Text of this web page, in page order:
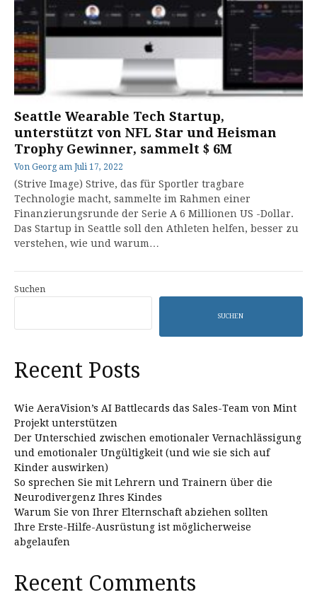
Seattle Wearable Tech Startup,
unterstützt von NFL Star und Heisman
Trophy Gewinner, sammelt $ 6M
Von Georg am Juli 17, 2022
(Strive Image) Strive, das für Sportler tragbare
Technologie macht, sammelte im Rahmen einer
Finanzierungsrunde der Serie A 6 Millionen US -Dollar.
Das Startup in Seattle soll den Athleten helfen, besser zu
verstehen, wie und warum…
Suchen
SUCHEN
Recent Posts
Wie AeraVision’s AI Battlecards das Sales-Team von Mint
Projekt unterstützen
Der Unterschied zwischen emotionaler Vernachlässigung
und emotionaler Ungültigkeit (und wie sie sich auf
Kinder auswirken)
So sprechen Sie mit Lehrern und Trainern über die
Neurodivergenz Ihres Kindes
Warum Sie von Ihrer Elternschaft abziehen sollten
Ihre Erste-Hilfe-Ausrüstung ist möglicherweise
abgelaufen
Recent Comments